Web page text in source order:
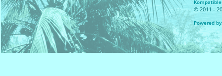
© 2011 -
Powered by